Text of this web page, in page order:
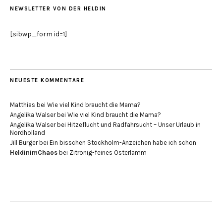
NEWSLETTER VON DER HELDIN
[sibwp_form id=1]
NEUESTE KOMMENTARE
Matthias bei Wie viel Kind braucht die Mama?
Angelika Walserbei Wie viel Kind braucht die Mama?
Angelika Walserbei Hitzeflucht und Radfahrsucht – Unser Urlaub in
Nordholland
Jill Burgerbei Ein bisschen Stockholm-Anzeichen habe ich schon
HeldinimChaos bei Zitronig-feines Osterlamm